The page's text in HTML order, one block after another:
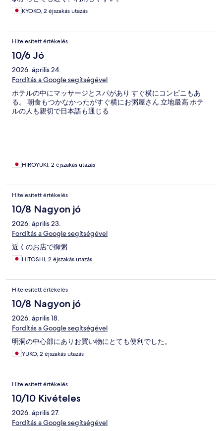
KYOKO, 2 éjszakás utazás
Hitelesített értékelés
10/6 Jó
2026. április 24.
Fordítás a Google segítségével
ホテルの中にマッサージとスパがあり すぐ横にコンビニもあ
る。 朝食もつかなかったがすぐ横にお粥屋さん 立地最高 ホテ
ルの人も親切で日本語も通じる
HIROYUKI, 2 éjszakás utazás
Hitelesített értékelés
10/8 Nagyon jó
2026. április 23.
Fordítás a Google segítségével
近くのお店で御粥
HITOSHI, 2 éjszakás utazás
Hitelesített értékelés
10/8 Nagyon jó
2026. április 18.
Fordítás a Google segítségével
明洞の中心部にありお買い物にとても便利でした。
YUKO, 2 éjszakás utazás
Hitelesített értékelés
10/10 Kivételes
2026. április 27.
Fordítás a Google segítségével